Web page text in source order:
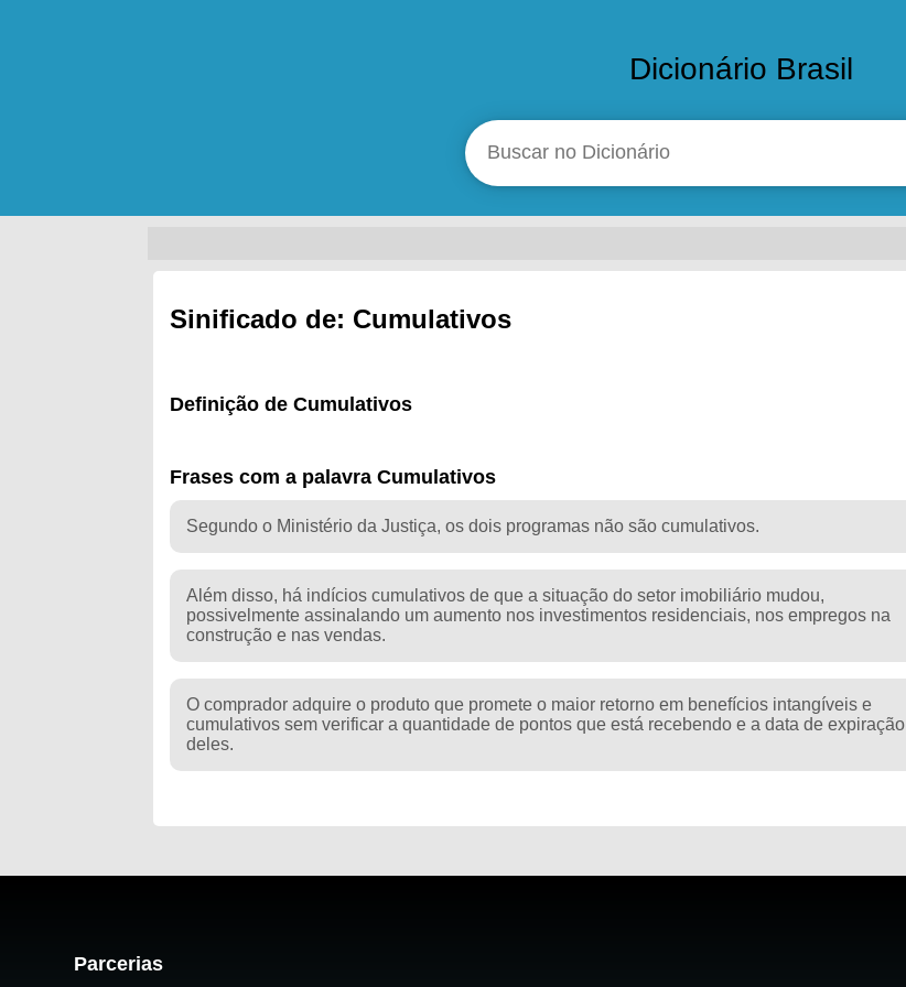
Dicionário Brasil
Sinificado de: Cumulativos
Definição de Cumulativos
Frases com a palavra Cumulativos
Segundo o Ministério da Justiça, os dois programas não são cumulativos.
Além disso, há indícios cumulativos de que a situação do setor imobiliário mudou,
possivelmente assinalando um aumento nos investimentos residenciais, nos empregos na
construção e nas vendas.
O comprador adquire o produto que promete o maior retorno em benefícios intangíveis e
cumulativos sem verificar a quantidade de pontos que está recebendo e a data de expiração
deles.
Parcerias